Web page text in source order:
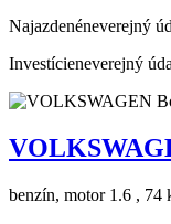
Najazdenéneverejný
Investícieneverejný
benzín, motor 1.6 , 74